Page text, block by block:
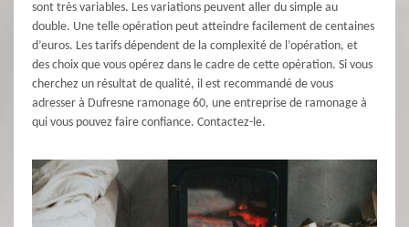
sont très variables. Les variations peuvent aller du simple au
double. Une telle opération peut atteindre facilement de centaines
d’euros. Les tarifs dépendent de la complexité de l’opération, et
des choix que vous opérez dans le cadre de cette opération. Si vous
cherchez un résultat de qualité, il est recommandé de vous
adresser à Dufresne ramonage 60, une entreprise de ramonage à
qui vous pouvez faire confiance. Contactez-le.